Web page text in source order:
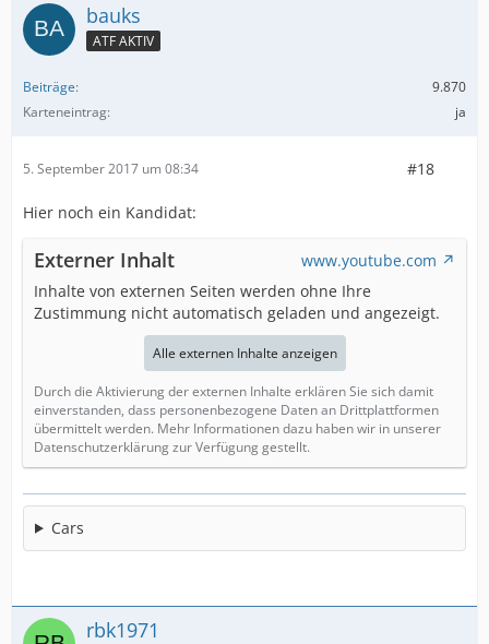
bauks
ATF AKTIV
Beiträge
9.870
Karteneintrag
ja
5. September 2017 um 08:34 #18
Hier noch ein Kandidat:
Externer Inhalt
www.youtube.com
Inhalte von externen Seiten werden ohne Ihre
Zustimmung nicht automatisch geladen und angezeigt.
Alle externen Inhalte anzeigen
Durch die Aktivierung der externen Inhalte erklären Sie sich damit
einverstanden, dass personenbezogene Daten an Drittplattformen
übermittelt werden. Mehr Informationen dazu haben wir in unserer
Datenschutzerklärung zur Verfügung gestellt.
Cars
rbk1971